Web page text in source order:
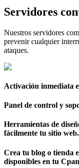
Servidores
Nuestros servidores
prevenir cualquier
ataques.
Activación inmediata
Panel de control y
Herramientas de
fácilmente tu sitio web.
Crea tu blog o tienda
disponibles en tu